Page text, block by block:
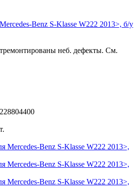
Benz S-Klasse W222 2013>, б/у
неб. дефекты. См.